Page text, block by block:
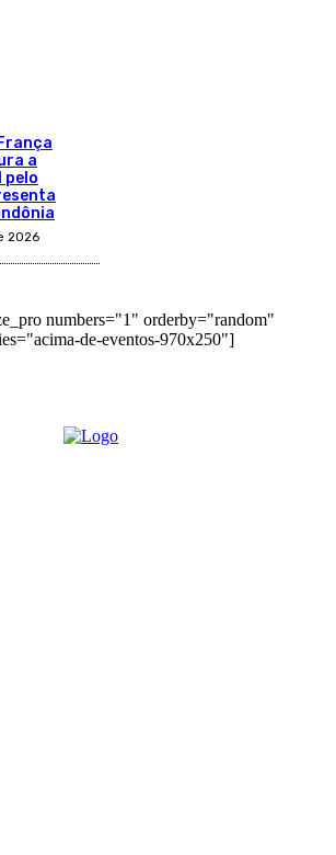
a
pelo
2026
numbers="1" orderby="random"
de-eventos-970x250"]